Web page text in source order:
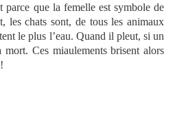
parce que la femelle est symbole de
les chats sont, de tous les animaux
le plus l’eau. Quand il pleut, si un
Ces miaulements brisent alors